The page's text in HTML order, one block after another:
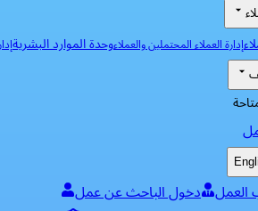
إدارة العملاء المحتملين والعملاءوحدة الموارد البشرية
دخول الباحث عن عمل